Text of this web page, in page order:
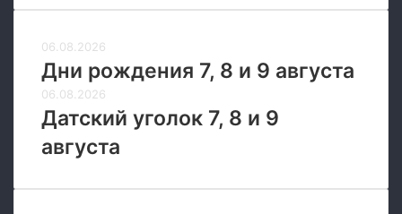
06.08.2026
Дни рождения 7, 8 и 9 августа
06.08.2026
Датский уголок 7, 8 и 9
августа